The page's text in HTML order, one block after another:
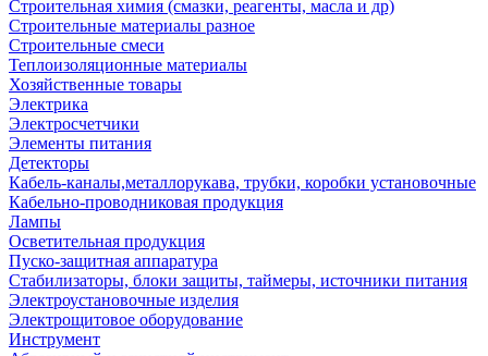
Строительная химия (смазки, реагенты, масла и др)
Строительные материалы разное
Строительные смеси
Теплоизоляционные материалы
Хозяйственные товары
Электрика
Электросчетчики
Элементы питания
Детекторы
Кабель-каналы,металлорукава, трубки, коробки установочные
Кабельно-проводниковая продукция
Лампы
Осветительная продукция
Пуско-защитная аппаратура
Стабилизаторы, блоки защиты, таймеры, источники питания
Электроустановочные изделия
Электрощитовое оборудование
Инструмент